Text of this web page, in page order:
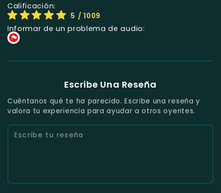
Calificación:
5 / 1009
Informar de un problema de audio:
Escribe Una Reseña
Cuéntanos qué te ha parecido. Escribe una reseña y
valora tu experiencia para ayudar a otros oyentes.